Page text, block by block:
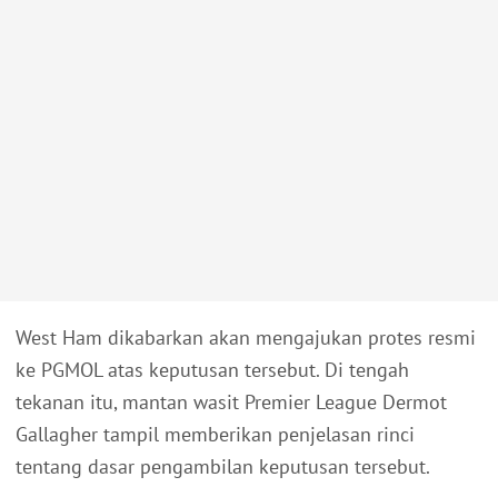
West Ham dikabarkan akan mengajukan protes resmi
ke PGMOL atas keputusan tersebut. Di tengah
tekanan itu, mantan wasit Premier League Dermot
Gallagher tampil memberikan penjelasan rinci
tentang dasar pengambilan keputusan tersebut.